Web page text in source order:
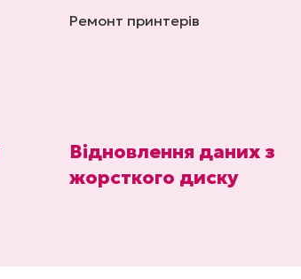
Ремонт принтерів
Відновлення даних з
жорсткого диску